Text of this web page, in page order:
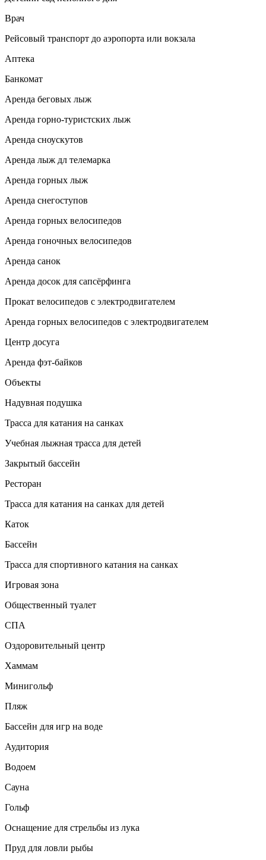
Врач
Рейсовый транспорт до аэропорта или вокзала
Аптека
Банкомат
Аренда беговых лыж
Аренда горно-туристских лыж
Аренда сноускутов
Аренда лыж дл телемарка
Аренда горных лыж
Аренда снегоступов
Аренда горных велосипедов
Аренда гоночных велосипедов
Аренда санок
Аренда досок для сапсёрфинга
Прокат велосипедов с электродвигателем
Аренда горных велосипедов с электродвигателем
Центр досуга
Аренда фэт-байков
Объекты
Надувная подушка
Трасса для катания на санках
Учебная лыжная трасса для детей
Закрытый бассейн
Ресторан
Трасса для катания на санках для детей
Каток
Бассейн
Трасса для спортивного катания на санках
Игровая зона
Общественный туалет
СПА
Оздоровительный центр
Хаммам
Минигольф
Пляж
Бассейн для игр на воде
Аудитория
Водоем
Сауна
Гольф
Оснащение для стрельбы из лука
Пруд для ловли рыбы